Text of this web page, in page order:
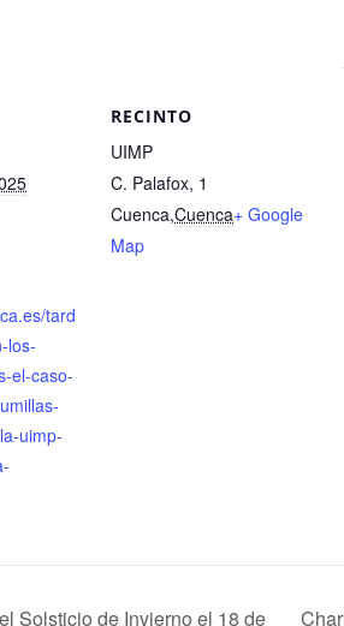
tard
los-
el-caso-
uimp-
RECINTO
UIMP
C. Palafox, 1
Cuenca,Cuenca+ Google
Map
Solsticio de Invierno el 18 de